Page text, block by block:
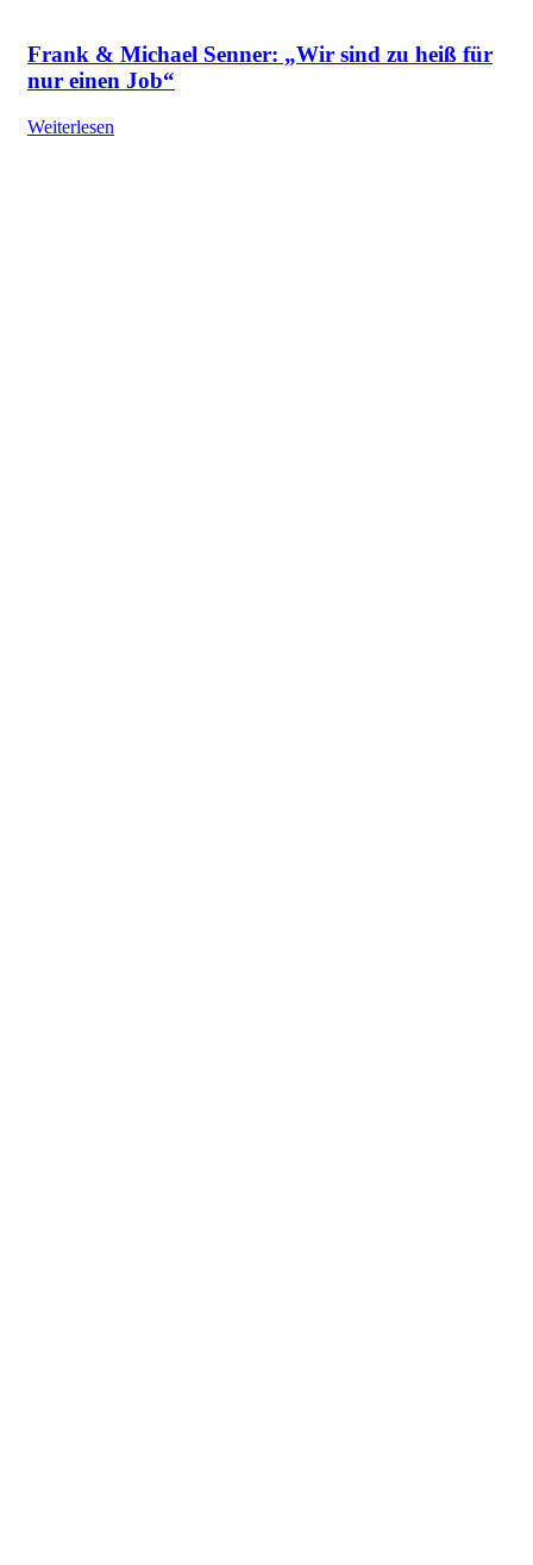
Frank & Michael Senner: „Wir sind zu heiß für
nur einen Job“
Weiterlesen